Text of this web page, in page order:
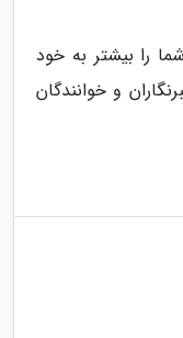
را بیشتر به خود
و خوانندگان